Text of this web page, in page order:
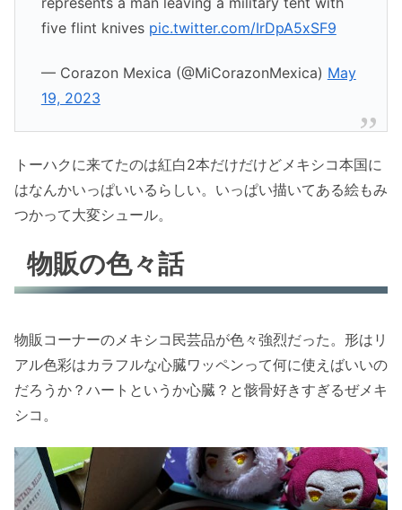
five flint knives pic.twitter.com/IrDpA5xSF9
— Corazon Mexica (@MiCorazonMexica) May
19, 2023
トーハクに来てたのは紅白2本だけだけどメキシコ本国に
はなんかいっぱいいるらしい。いっぱい描いてある絵もみ
つかって大変シュール。
物販の色々話
物販コーナーのメキシコ民芸品が色々強烈だった。形はリ
アル色彩はカラフルな心臓ワッペンって何に使えばいいの
だろうか？ハートというか心臓？と骸骨好きすぎるぜメキ
シコ。